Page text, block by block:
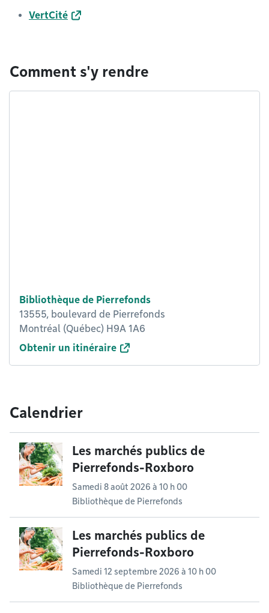
VertCité
Comment s'y rendre
Bibliothèque de Pierrefonds
13555, boulevard de Pierrefonds
Montréal (Québec) H9A 1A6
Obtenir un itinéraire
Calendrier
Les marchés publics de
Pierrefonds-Roxboro
Samedi 8 août 2026 à 10 h 00
Bibliothèque de Pierrefonds
Les marchés publics de
Pierrefonds-Roxboro
Samedi 12 septembre 2026 à 10 h 00
Bibliothèque de Pierrefonds